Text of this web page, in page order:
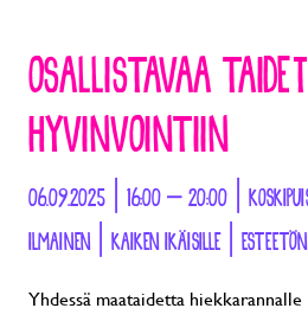
OSALLISTAVAA
HYVINVOINTIIN
06.09.2025 | 16:00 – 20:00 |
ILMAINEN | KAIKEN IKÄISILLE | ESTEETÖN
Yhdessä maataidetta hiekkarannalle